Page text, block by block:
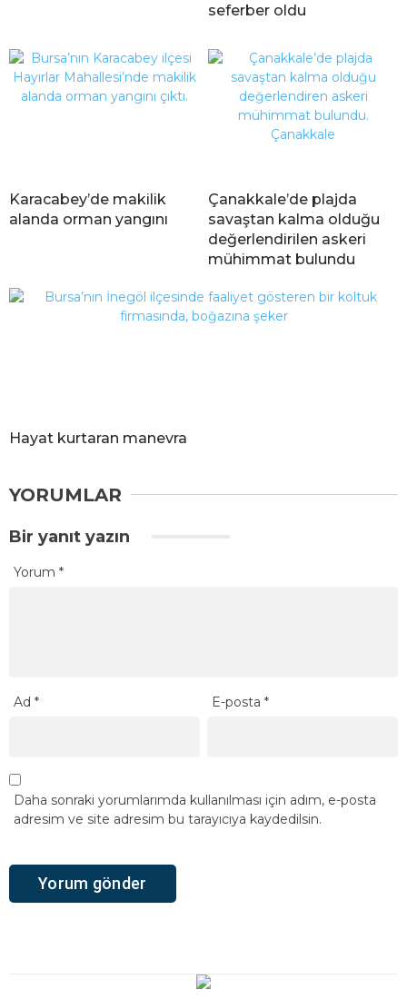
seferber oldu
Karacabey’de makilik
alanda orman yangını
Çanakkale’de plajda
savaştan kalma olduğu
değerlendirilen askeri
mühimmat bulundu
Hayat kurtaran manevra
YORUMLAR
Bir yanıt yazın
Yorum *
Ad * E-posta*
Daha sonraki yorumlarımda kullanılması için adım, e-posta
adresim ve site adresim bu tarayıcıya kaydedilsin.